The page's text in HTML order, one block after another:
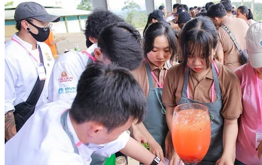
Adobe Photoshop – Illustrator
Hội Họa Thiếu Nhi
Digital Art For Kids
Venus Academy
Sunny STEAM Academy
Trại Hè Kỹ Năng
Trại Hè Hướng Nghiệp
Chuyên Đề Á Âu Kitchen For Kid & Teen
Chuyên Đề Kỹ Năng Sống
Khóa Học Nấu Ăn Cho Bé
Hội Họa Thiếu Nhi
Digital Art For Kids
Khóa Học Thiết Kế Truyện Tranh Ai
Khóa Học Họa Sĩ Ai
Khóa Học Biên Tập Video Với Ai